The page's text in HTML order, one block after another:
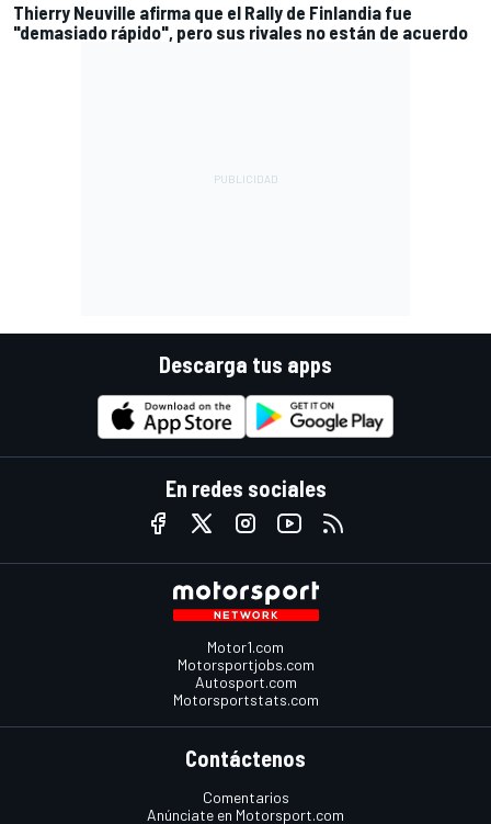
Thierry Neuville afirma que el Rally de Finlandia fue
"demasiado rápido", pero sus rivales no están de acuerdo
Descarga tus apps
En redes sociales
Motor1.com
Motorsportjobs.com
Autosport.com
Motorsportstats.com
Contáctenos
Comentarios
Anúnciate en Motorsport.com